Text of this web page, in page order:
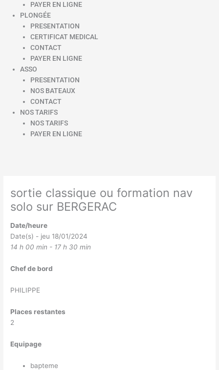
PAYER EN LIGNE
PLONGÉE
PRESENTATION
CERTIFICAT MEDICAL
CONTACT
PAYER EN LIGNE
ASSO
PRESENTATION
NOS BATEAUX
CONTACT
NOS TARIFS
NOS TARIFS
PAYER EN LIGNE
sortie classique ou formation nav
solo sur BERGERAC
Date/heure
Date(s) - jeu 18/01/2024
14 h 00 min - 17 h 30 min
Chef de bord
PHILIPPE
Places restantes
2
Equipage
bapteme